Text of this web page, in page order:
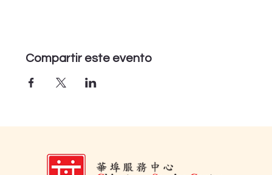
Compartir este evento